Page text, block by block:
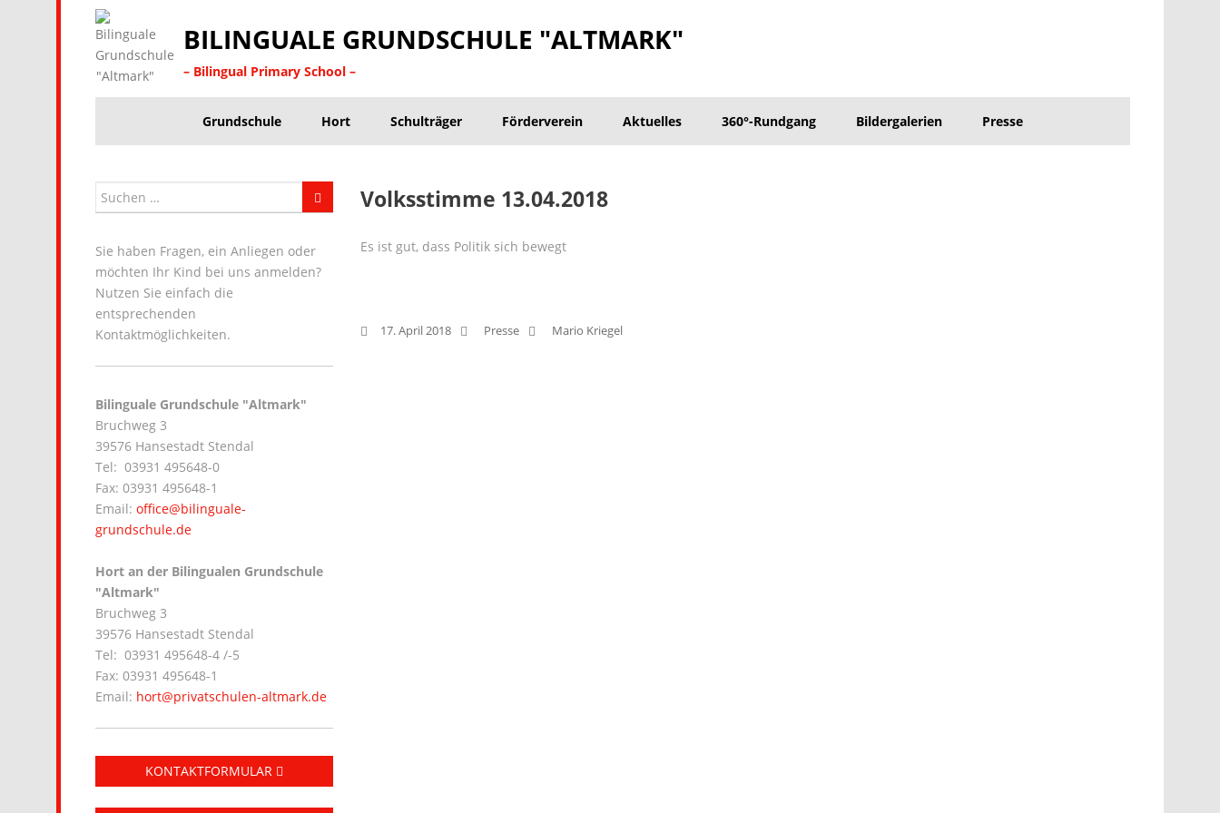
BILINGUALE GRUNDSCHULE "ALTMARK"
– Bilingual Primary School –
Grundschule Hort Schulträger Förderverein Aktuelles 360°-Rundgang Bildergalerien Presse
Sie haben Fragen, ein Anliegen oder
möchten Ihr Kind bei uns anmelden?
Nutzen Sie einfach die
entsprechenden
Kontaktmöglichkeiten.
Bilinguale Grundschule "Altmark"
Bruchweg 3
39576 Hansestadt Stendal
Tel: 03931 495648-0
Fax: 03931 495648-1
Email: office@bilinguale-
grundschule.de
Hort an der Bilingualen Grundschule
"Altmark"
Bruchweg 3
39576 Hansestadt Stendal
Tel: 03931 495648-4 /-5
Fax: 03931 495648-1
Email: hort@privatschulen-altmark.de
KONTAKTFORMULAR
Volksstimme 13.04.2018
Es ist gut, dass Politik sich bewegt
17. April 2018 Presse Mario Kriegel